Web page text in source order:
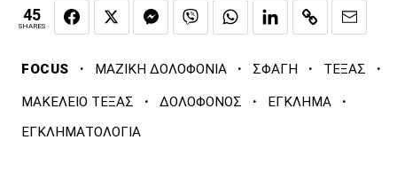
45
SHARES
FOCUS · ΜΑΖΙΚΗ ΔΟΛΟΦΟΝΙΑ · ΣΦΑΓΗ · ΤΕΞΑΣ ·
ΜΑΚΕΛΕΙΟ ΤΕΞΑΣ · ΔΟΛΟΦΟΝΟΣ · ΕΓΚΛΗΜΑ ·
ΕΓΚΛΗΜΑΤΟΛΟΓΙΑ